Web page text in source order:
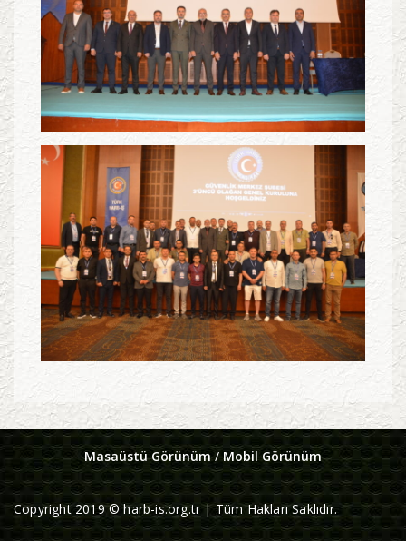
Masaüstü Görünüm/ Mobil Görünüm
Copyright 2019 © harb-is.org.tr | Tüm Hakları Saklıdır.